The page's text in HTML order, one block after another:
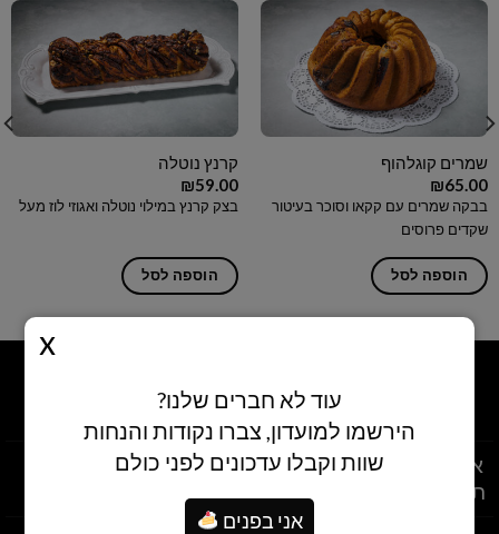
שמרים קוגלהוף
₪65.00
בבקה שמרים עם קקאו וסוכר בעיטור
שקדים פרוסים
הוספה לסל
קרנץ נוטלה
₪59.00
בצק קרנץ במילוי נוטלה ואגוזי לוז מעל
הוספה לסל
איסוף עצמי מסניפי הרשת
תוך שעתיים מרגע ההזמנה
משלוחים לרחבי הארץ
עוד לא חברים שלנו?
הירשמו למועדון, צברו נקודות והנחות
שוות וקבלו עדכונים לפני כולם
אני בפנים